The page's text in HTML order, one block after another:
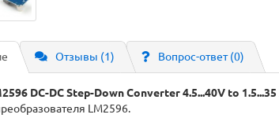
Отзывы (1) Вопрос-ответ(0)
DC-DCStep-DownConverter 4.5...40V to 1.5...35
LM2596.